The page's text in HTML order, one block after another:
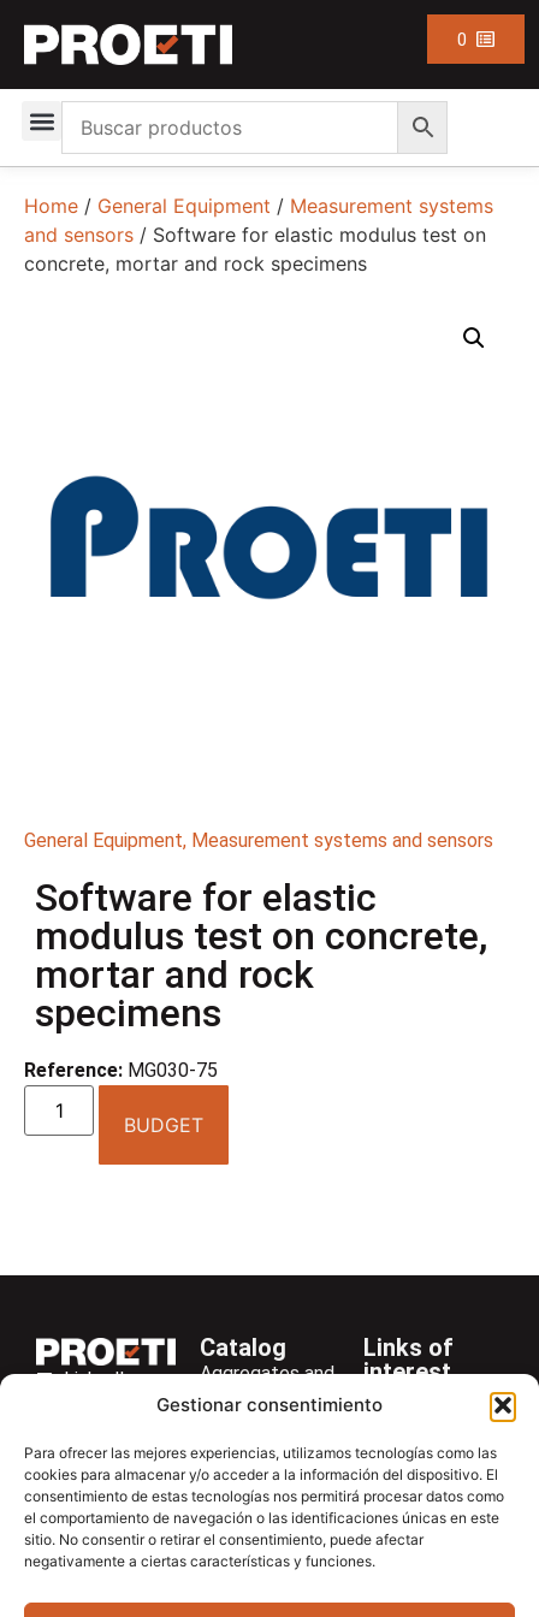
Gestionar consentimiento
Para ofrecer las mejores experiencias, utilizamos tecnologías como las
cookies para almacenar y/o acceder a la información del dispositivo. El
consentimiento de estas tecnologías nos permitirá procesar datos como
el comportamiento de navegación o las identificaciones únicas en este
sitio. No consentir o retirar el consentimiento, puede afectar
negativamente a ciertas características y funciones.
0
Home / General Equipment / Measurement systems
and sensors / Software for elastic modulus test on
concrete, mortar and rock specimens
General Equipment, Measurement systems and sensors
Software for elastic
modulus test on concrete,
mortar and rock
specimens
Reference: MG030-75
BUDGET
LinkedIn
+34 916 28
29 40
proetisa@proetisa.com
Ctra de
Algete, Av
M-106, Km
Catalog
Aggregates and
Rocks
Asphalt
Cements
Concrete
Soils
Soilmatic
Links of
interest
Company
News
Newsletter
Download
Contac